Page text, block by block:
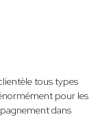
tous types
pour les
dans